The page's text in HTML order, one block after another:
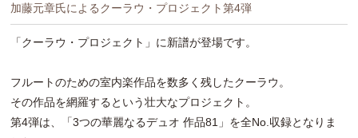
加藤元章氏によるクーラウ・プロジェクト第4弾
「クーラウ・プロジェクト」に新譜が登場です。
フルートのための室内楽作品を数多く残したクーラウ。
その作品を網羅するという壮大なプロジェクト。
第4弾は、「3つの華麗なるデュオ 作品81」を全No.収録となりま